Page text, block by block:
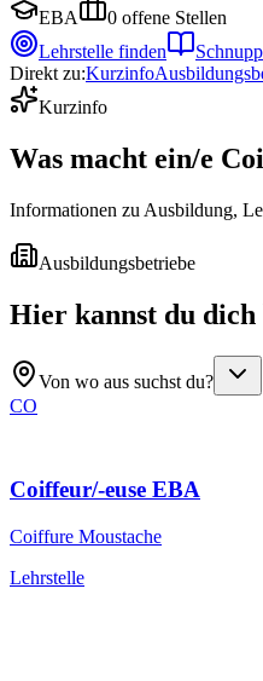
EBA 0 offene Stellen
Lehrstelle finden
Direkt zu:Kurzinfo
Kurzinfo
Was macht ein/e
Informationen zu Ausbildung,
Ausbildungsbetriebe
Hier kannst du dich
Von wo aus suchst du?
CO
Coiffeur/-euse EBA
Coiffure Moustache
Lehrstelle